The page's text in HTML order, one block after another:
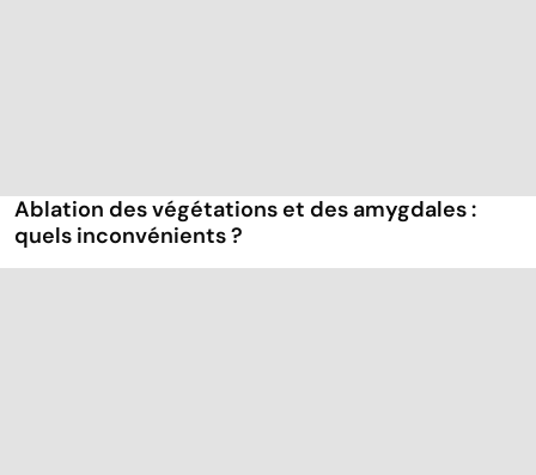
Ablation des végétations et des amygdales :
quels inconvénients ?